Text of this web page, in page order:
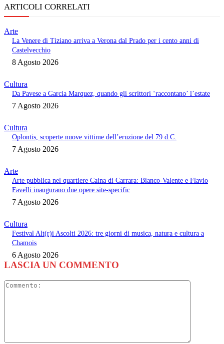
ARTICOLI CORRELATI
Arte
La Venere di Tiziano arriva a Verona dal Prado per i cento anni di
Castelvecchio
8 Agosto 2026
Cultura
Da Pavese a Garcia Marquez, quando gli scrittori ‘raccontano’ l’estate
7 Agosto 2026
Cultura
Oplontis, scoperte nuove vittime dell’eruzione del 79 d.C.
7 Agosto 2026
Arte
Arte pubblica nel quartiere Caina di Carrara: Bianco-Valente e Flavio
Favelli inaugurano due opere site-specific
7 Agosto 2026
Cultura
Festival Alt(r)i Ascolti 2026: tre giorni di musica, natura e cultura a
Chamois
6 Agosto 2026
LASCIA UN COMMENTO